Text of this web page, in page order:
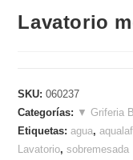
Lavatorio
SKU:060237
Categorías: ▼ Griferia
Etiquetas:agua,aqualaf
Lavatorio,sobremesada